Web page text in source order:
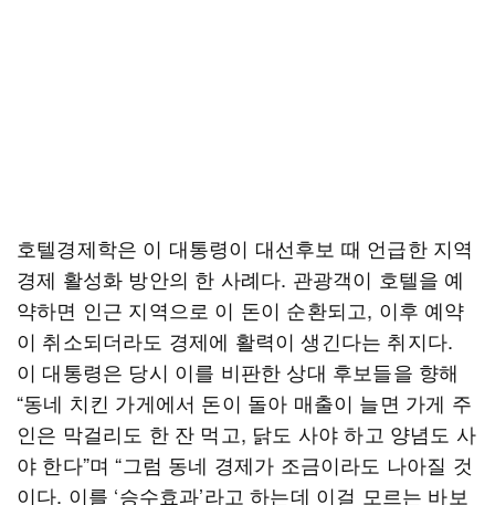
호텔경제학은 이 대통령이 대선후보 때 언급한 지역
경제 활성화 방안의 한 사례다. 관광객이 호텔을 예
약하면 인근 지역으로 이 돈이 순환되고, 이후 예약
이 취소되더라도 경제에 활력이 생긴다는 취지다.
이 대통령은 당시 이를 비판한 상대 후보들을 향해
“동네 치킨 가게에서 돈이 돌아 매출이 늘면 가게 주
인은 막걸리도 한 잔 먹고, 닭도 사야 하고 양념도 사
야 한다”며 “그럼 동네 경제가 조금이라도 나아질 것
이다. 이를 ‘승수효과’라고 하는데 이걸 모르는 바보